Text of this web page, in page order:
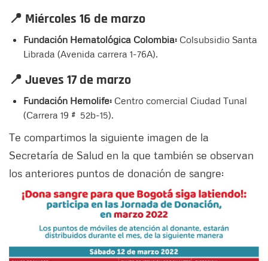
📍 Miércoles 16 de marzo
Fundación Hematológica Colombia: Colsubsidio Santa
Librada (Avenida carrera 1-76A).
📍 Jueves 17 de marzo
Fundación Hemolife: Centro comercial Ciudad Tunal
(Carrera 19 # 52b-15).
Te compartimos la siguiente imagen de la
Secretaría de Salud en la que también se observan
los anteriores puntos de donación de sangre: